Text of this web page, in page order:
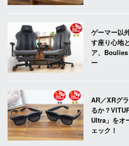
ゲーマー以
す座り心地
ア、
ー
AR／XRグ
るか？
Ultra」をオ
ェック！